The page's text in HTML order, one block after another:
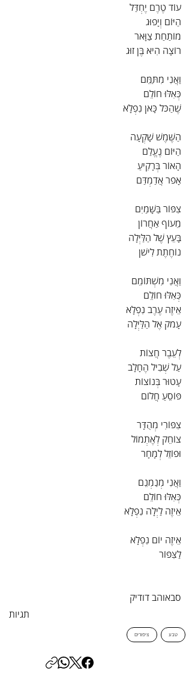
עוֹד טֶרֶם יֶחְדַּל
הַיּוֹם וְיָפוּג
מוֹתַחַת צַוָּאר
רוֹצָה הִיא בֶּן זוּג
וַאֲנִי מִתַּמֵּם
כְּאִלּוּ חוֹלֵם
שֶׁהַכֹּל כָּאן נִפְלָא
הַשֶּׁמֶשׁ שָׁקְעָה
הַיּוֹם נֶעֱלַם
הָאוֹר בְּרָקִיעַ
אָפֹר אֲדַמְדַּם
צִפּוֹר בַּשָּׁמַיִם
מֵעוֹף אַחֲרוֹן
בָּעֵץ שֶׁל הַלַּיְלָה
נוֹחֶתֶת לִישֹׁן
וַאֲנִי מִשְׁתּוֹמֵם
כְּאִלּוּ חוֹלֵם
אֵיזֶה עֶרֶב נִפְלָא
עָמֹק אֶל הַלַּיְלָה
לְעֵבֶר חֲצוֹת
עַל שְׁבִיל הֶחָלָב
עָטוּר בְּנוֹצוֹת
פּוֹסֵעַ חֲלוֹם
צִפּוֹרִי מְהֻדָּר
צוֹחֵק לְאֶתְמוֹל
וּפוֹזֵל לְמָחָר
וַאֲנִי מְנַמְנֵם
כְּאִלּוּ חוֹלֵם
אֵיזֶה לַיְלָה נִפְלָא
אֵיזֶה יוֹם נִפְלָא
לַצִּפּוֹר
סבאוהב דודיק
תגיות
טבע ציפורים